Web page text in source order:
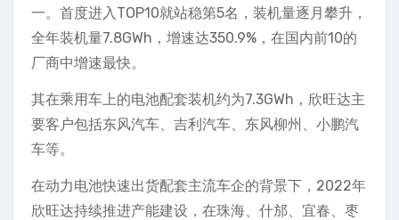
一。首度进入TOP10就站稳第5名，装机量逐月攀升，
全年装机量7.8GWh，增速达350.9%，在国内前10的
厂商中增速最快。
其在乘用车上的电池配套装机约为7.3GWh，欣旺达主
要客户包括东风汽车、吉利汽车、东风柳州、小鹏汽
车等。
在动力电池快速出货配套主流车企的背景下，2022年
欣旺达持续推进产能建设，在珠海、什邡、宜春、枣